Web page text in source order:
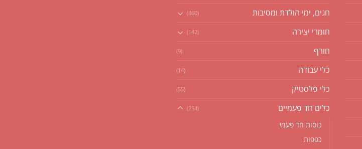
חגים, ימי הולדת ומסיבות (860)
חומרי יצירה (142)
חורף (9)
כלי עבודה (14)
כלי פלסטיק (55)
כלים חד פעמיים (254)
כוסות חד פעמי
כפפות